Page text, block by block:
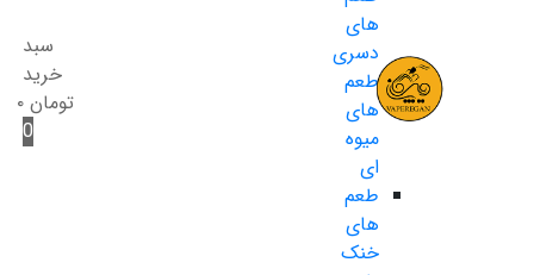
های
دسری
طعم
های
میوه
ای
طعم
های
خنک
سبد
خرید
تومان ۰
0